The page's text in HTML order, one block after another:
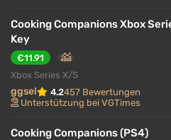
psychologischer Spannung.
beeinflussen die
Charakteren und die
zu einem von vielen
Cooking Companions Xbox
Key
€11.91
Xbox Series X/S
ggsel 4.2457 Bewertungen
Unterstützung bei VGTimes
Cooking Companions (PS4)